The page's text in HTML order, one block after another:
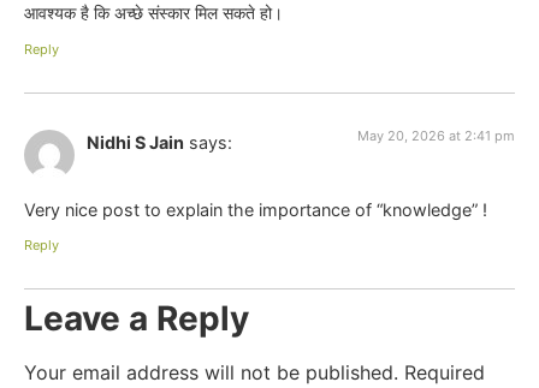
आवश्यक है कि अच्छे संस्कार मिल सकते हो।
Reply
Nidhi S Jain says: May 20, 2026 at 2:41 pm
Very nice post to explain the importance of “knowledge” !
Reply
Leave a Reply
Your email address will not be published. Required